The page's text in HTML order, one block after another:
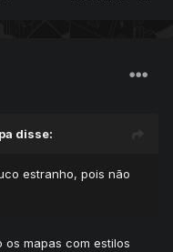
disse:
estranho, pois não
os mapas com estilos